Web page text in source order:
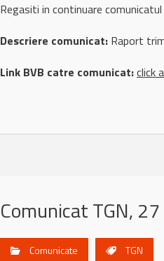
Regasiti in continuare
Descriere comunicat: Raport
Link BVB catre comunicat:click
Comunicat TGN,
Comunicate TGN